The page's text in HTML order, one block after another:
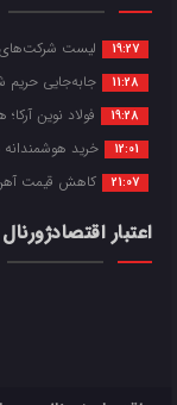
19:27 لیست شرکت‌های
11:28 جابه‌جایی حریم
19:28 فولاد نوین
12:01 خرید هوشمندانه
21:07 کاهش قیمت آهن
اعتبار اقتصادژورنال